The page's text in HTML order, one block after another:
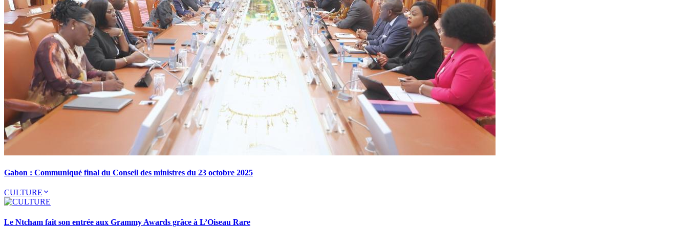
Gabon : Communiqué final du Conseil des ministres du 23 octobre 2025
CULTURE
Le Ntcham fait son entrée aux Grammy Awards grâce à L’Oiseau Rare